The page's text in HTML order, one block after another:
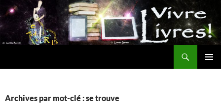
Aller
au
contenu
Archives par mot-clé : se trouve